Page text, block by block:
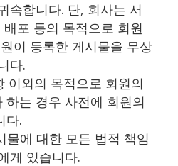
속합니다. 단, 회사는 서
포 등의 목적으로 회원
이 등록한 게시물을 무상
다.
이외의 목적으로 회원의
하는 경우 사전에 회원의
다.
물에 대한 모든 법적 책임
게 있습니다.